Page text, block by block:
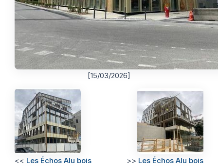
[15/03/2026]
<< Les Échos Alu bois
>> Les Échos Alu bois